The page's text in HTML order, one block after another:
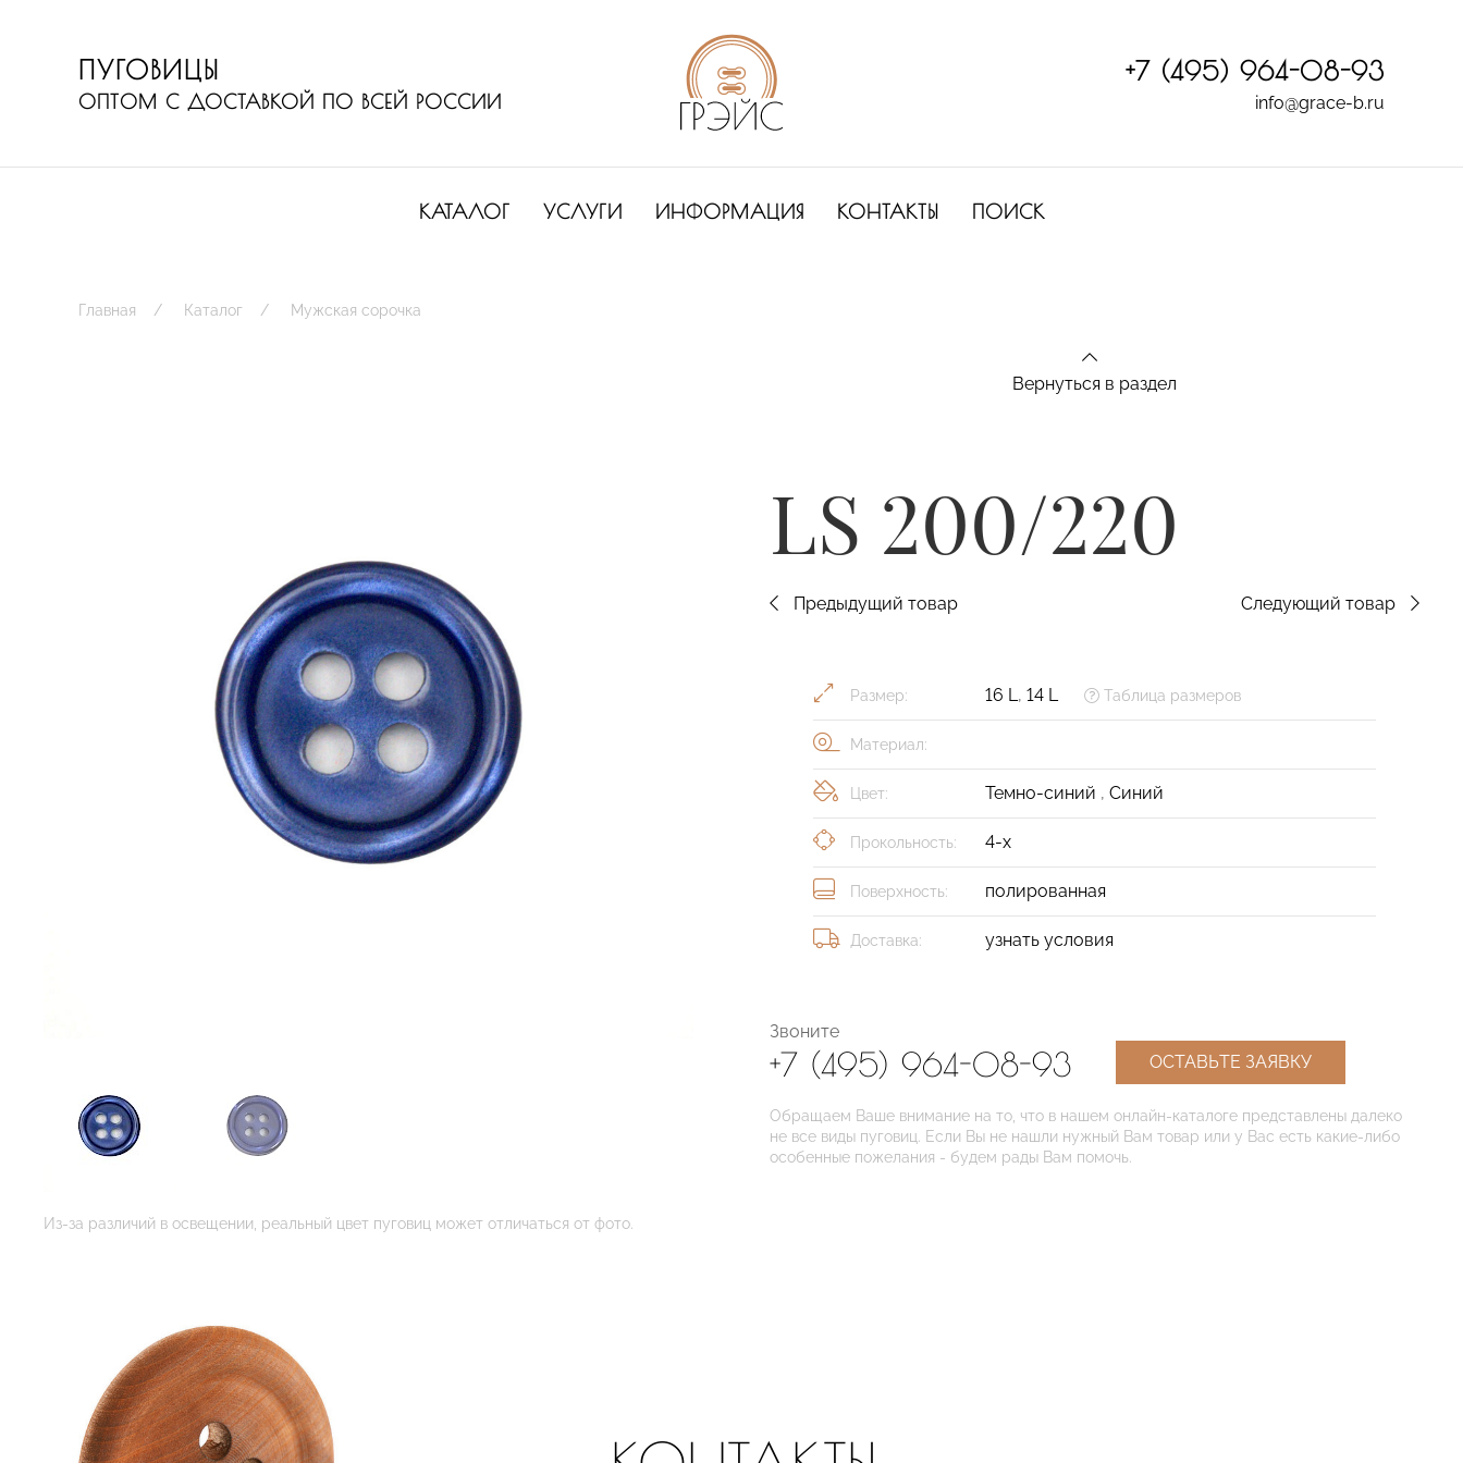
ПУГОВИЦЫ
ОПТОМ С ДОСТАВКОЙ ПО ВСЕЙ РОССИИ
+7 (495) 964-08-93
info@grace-b.ru
КАТАЛОГ УСЛУГИ ИНФОРМАЦИЯ КОНТАКТЫ ПОИСК
Главная Каталог Мужская сорочка
Из-за различий в освещении, реальный цвет пуговиц может отличаться от фото.
Вернуться в раздел
LS 200/220
Предыдущий товар Следующий товар
Размер: 16 L, 14 L Таблица размеров
Материал:
Цвет: Темно-синий , Синий
Прокольность: 4-х
Поверхность: полированная
Доставка: узнать условия
Звоните
+7 (495) 964-08-93 ОСТАВЬТЕ ЗАЯВКУ
Обращаем Ваше внимание на то, что в нашем онлайн-каталоге представлены далеко
не все виды пуговиц. Если Вы не нашли нужный Вам товар или у Вас есть какие-либо
особенные пожелания - будем рады Вам помочь.